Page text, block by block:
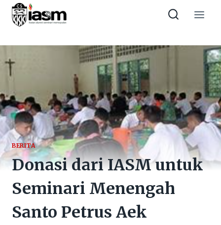
Skip
BERITA
Donasi dari IASM untuk
Seminari Menengah
Santo Petrus Aek